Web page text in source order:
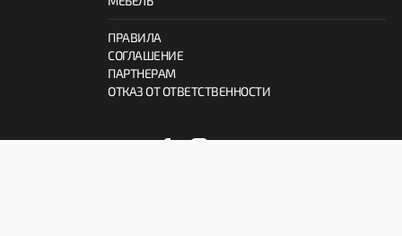
ПРАВИЛА
СОГЛАШЕНИЕ
ПАРТНЕРАМ
ОТКАЗ ОТ ОТВЕТСТВЕННОСТИ